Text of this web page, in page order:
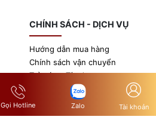
CHÍNH SÁCH - DỊCH VỤ
Hướng dẫn mua hàng
Chính sách vận chuyển
Trả góp - Tín dụng
Chính sách bảo hành
Gọi Hotline Zalo Tài khoản